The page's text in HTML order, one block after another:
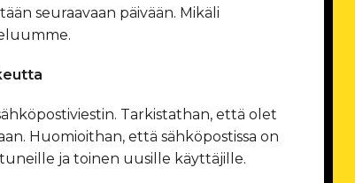
seuraavaan päivään. Mikäli
Tarkistathan, että olet
Huomioithan, että sähköpostissa on
ja toinen uusille käyttäjille.